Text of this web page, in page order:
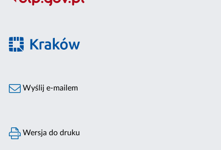
Wyślij e-mailem
Wersja do druku